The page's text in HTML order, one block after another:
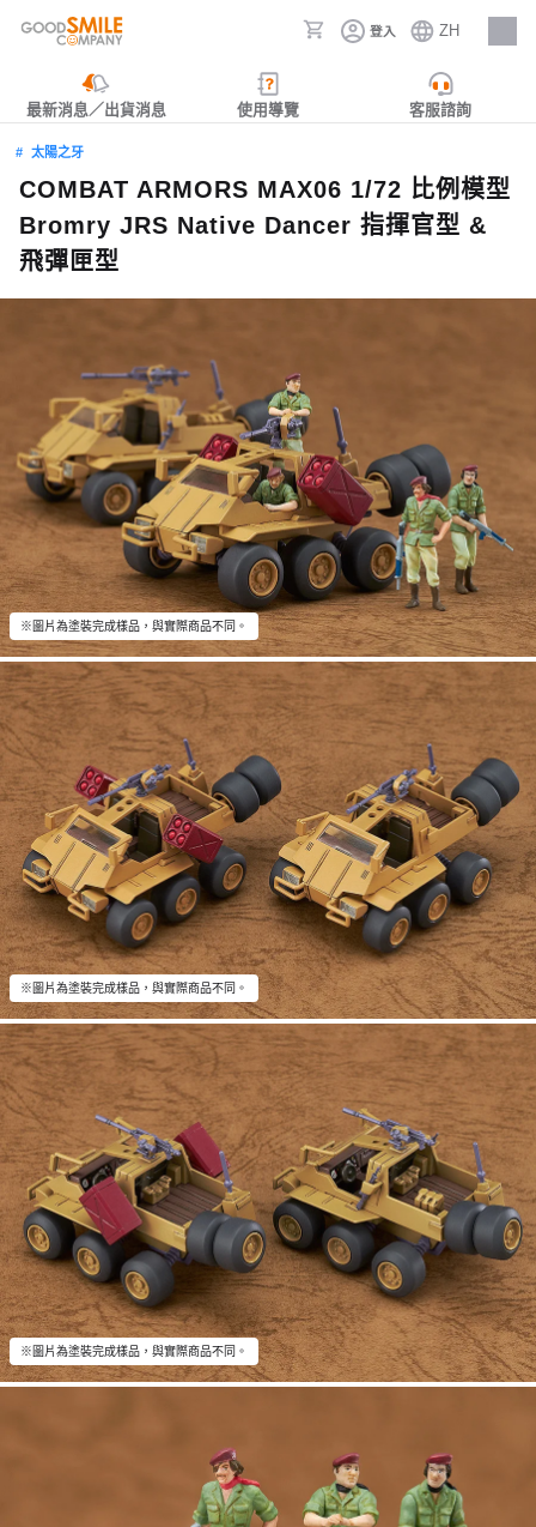
登入 ZH
人才招募
最新消息／出貨消息 使用導覽 客服諮詢
太陽之牙
COMBAT ARMORS MAX06 1/72 比例模型
Bromry JRS Native Dancer 指揮官型 &
飛彈匣型
※圖片為塗裝完成樣品，與實際商品不同。
※圖片為塗裝完成樣品，與實際商品不同。
※圖片為塗裝完成樣品，與實際商品不同。